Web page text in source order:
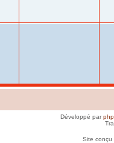
Développé par
Site conçu